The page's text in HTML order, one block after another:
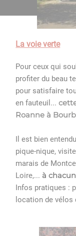
La voie verte
Pour ceux qui
profiter du beau
pour satisfaire
en fauteuil...
Roanne à
Il est bien
pique-nique,
marais de
Loire,... à
Infos pratiques :
location de